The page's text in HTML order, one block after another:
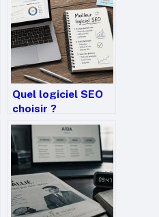
Quel logiciel SEO
choisir ?
Comparatif des 3
leaders pour
piloter votre
stratégie